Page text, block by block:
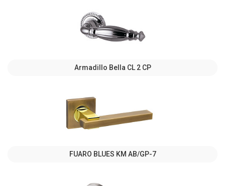
Armadillo Bella CL 2 СP
FUARO BLUES KM AB/GP-7